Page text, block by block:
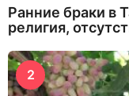
Ранние браки в
религия,
2